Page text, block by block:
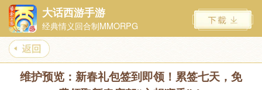
大话西游手游
经典情义回合制MMORPG
维护预览：新春礼包签到即领！累签七天，免